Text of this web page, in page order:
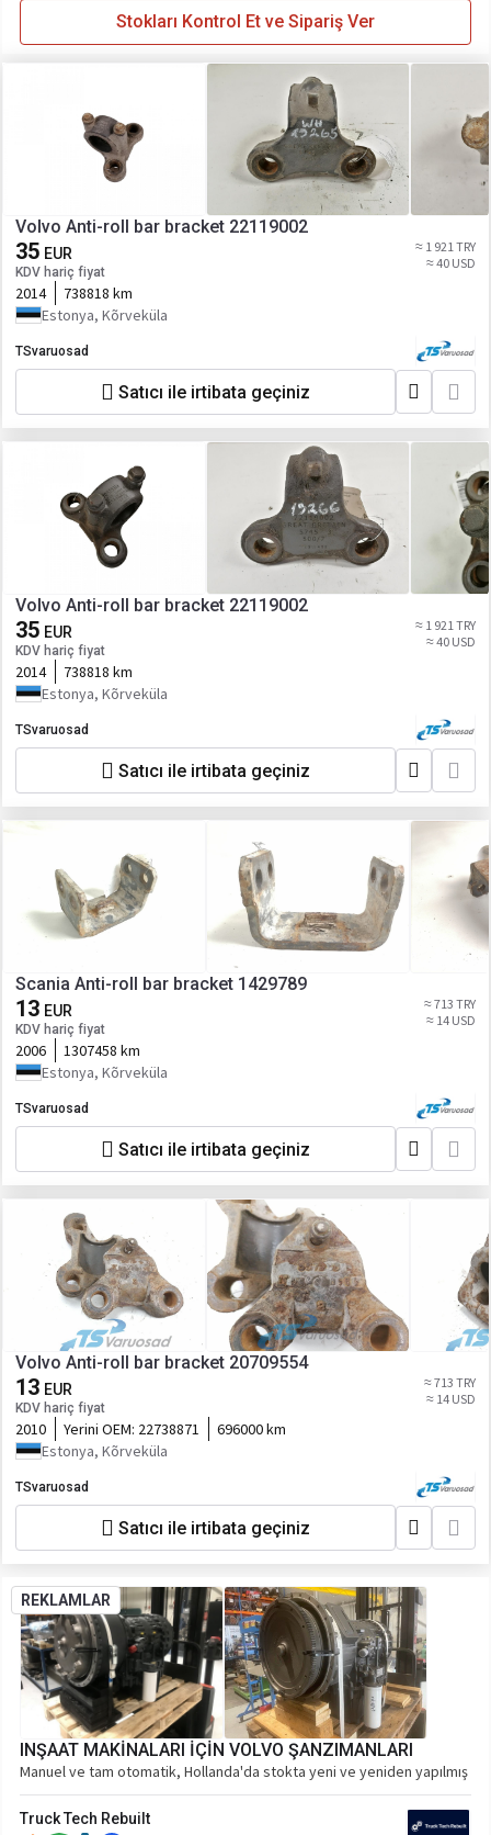
Stokları Kontrol Et ve Sipariş Ver
Volvo Anti-roll bar bracket 22119002
35 EUR
KDV hariç fiyat
≈ 1 921 TRY
≈ 40 USD
2014
738818 km
Estonya, Kõrveküla
TSvaruosad
Satıcı ile irtibata geçiniz
Volvo Anti-roll bar bracket 22119002
35 EUR
KDV hariç fiyat
≈ 1 921 TRY
≈ 40 USD
2014
738818 km
Estonya, Kõrveküla
TSvaruosad
Satıcı ile irtibata geçiniz
Scania Anti-roll bar bracket 1429789
13 EUR
KDV hariç fiyat
≈ 713 TRY
≈ 14 USD
2006
1307458 km
Estonya, Kõrveküla
TSvaruosad
Satıcı ile irtibata geçiniz
Volvo Anti-roll bar bracket 20709554
13 EUR
KDV hariç fiyat
≈ 713 TRY
≈ 14 USD
2010 Yerini OEM: 22738871
696000 km
Estonya, Kõrveküla
TSvaruosad
Satıcı ile irtibata geçiniz
REKLAMLAR
INŞAAT MAKİNALARI İÇİN VOLVO ŞANZIMANLARI
Manuel ve tam otomatik, Hollanda'da stokta yeni ve yeniden yapılmış
Truck Tech Rebuilt